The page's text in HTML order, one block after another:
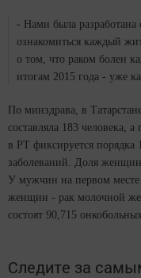
- Нами была разработана
ознакомиться каждый
о том, что раком болен
итогам 2015 года - уже
По минздрава, в
составляла 183 человека,
в РТ фиксируется порядка
заболеваний. Доля
У мужчин на первом месте
женщин - рак молочной
состоят 90,715 онкобольных.
Следите за